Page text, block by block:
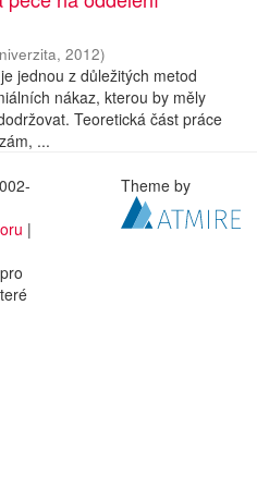
, 2012)
jednou z důležitých metod
nákaz, kterou by měly
Teoretická část práce
...
|
Theme by